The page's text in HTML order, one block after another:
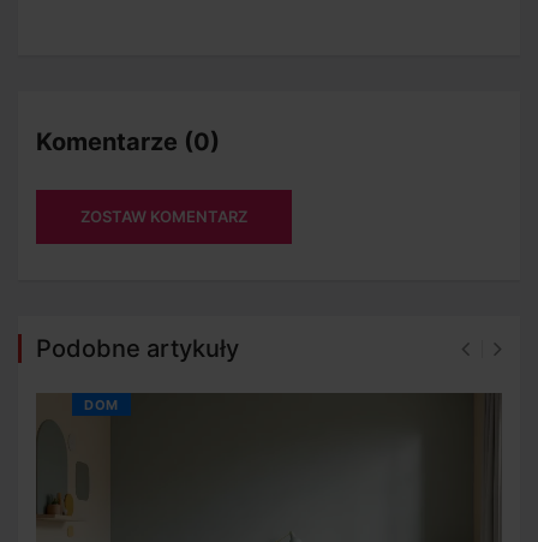
Komentarze (0)
ZOSTAW KOMENTARZ
Podobne artykuły
DOM